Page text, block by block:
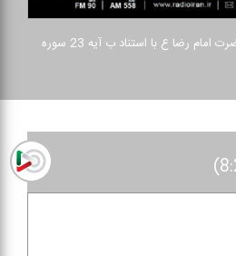
ابراز مودت و دوست داشتن حضرت امام رضا ع با استناد ب آیه 23 سوره